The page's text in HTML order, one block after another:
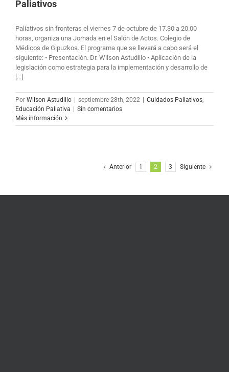
Paliativos
Paliativos sin fronteras el viernes 7 de octubre de 17.30 a 20.00
horas, organiza una Jornada en el Salón de Actos. Colegio de
Médicos de Gipuzkoa. El programa que se llevará a cabo será el
siguiente: • Presentación. Dr. Wilson Astudillo • Aplicación de la
legislación como estrategia para la implementación y desarrollo de
[...]
Por Wilson Astudillo | septiembre 28th, 2022 | Cuidados Paliativos
Educación Paliativa | Sin comentarios
Más información
Anterior 1 2 3 Siguiente